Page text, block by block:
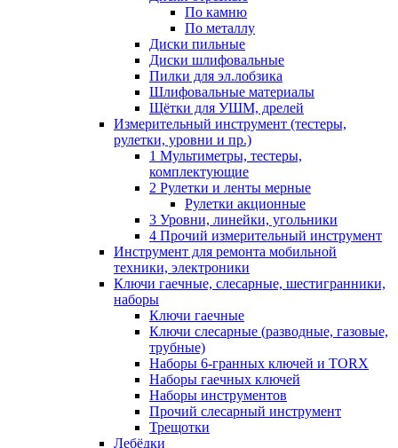
По камню
По металлу
Диски пильные
Диски шлифовальные
Пилки для эл.лобзика
Шлифовальные материалы
Щётки для УШМ, дрелей
Измерительный инструмент (тестеры,
рулетки, уровни и пр.)
1 Мультиметры, тестеры,
комплектующие
2 Рулетки и ленты мерные
Рулетки акционные
3 Уровни, линейки, угольники
4 Прочий измерительный инструмент
Инструмент для ремонта мобильной
техники, электроники
Ключи гаечные, слесарные, шестигранники,
наборы
Ключи гаечные
Ключи слесарные (разводные, газовые,
трубные)
Наборы 6-гранных ключей и TORX
Наборы гаечных ключей
Наборы инструментов
Прочий слесарный инструмент
Трещотки
Лебёдки